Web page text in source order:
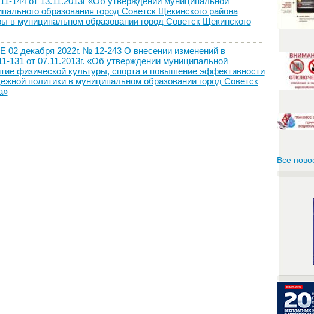
образования город Советск Щекинского района
в муниципальном образовании город Советск Щекинского
декабря 2022г. № 12-243 О внесении изменений в
131 от 07.11.2013г. «Об утверждении муниципальной
физической культуры, спорта и повышение эффективности
политики в муниципальном образовании город Советск
Все